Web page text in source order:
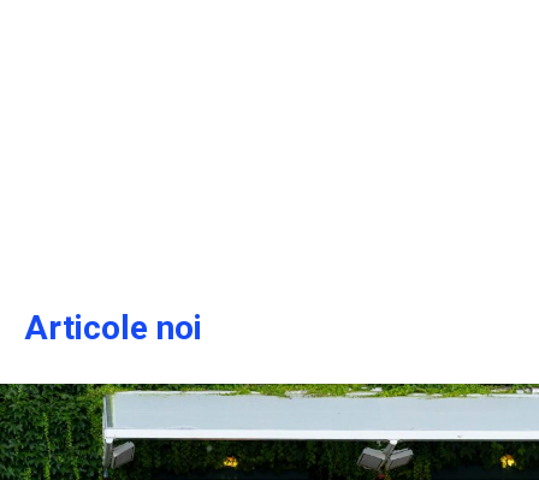
Articole noi